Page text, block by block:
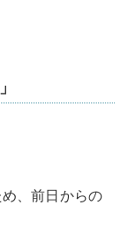
、前日からの